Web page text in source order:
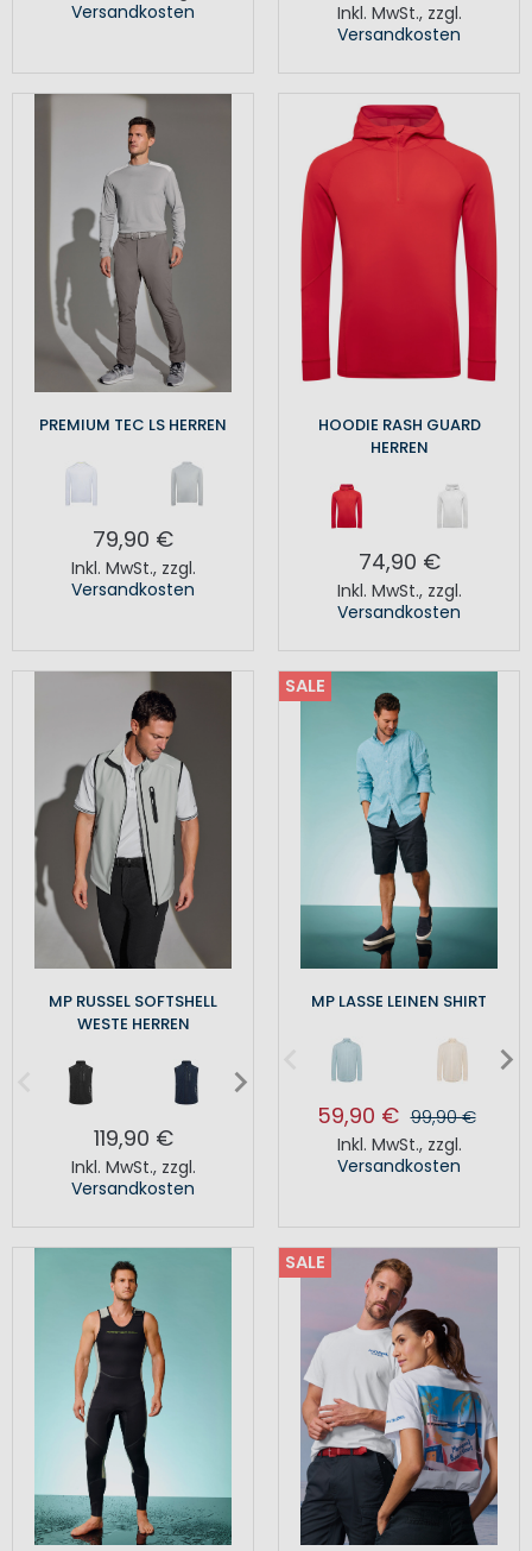
Versandkosten
Inkl. MwSt., zzgl.
Versandkosten
PREMIUM TEC LS HERREN
79,90 €
Inkl. MwSt., zzgl.
Versandkosten
HOODIE RASH GUARD
HERREN
74,90 €
Inkl. MwSt., zzgl.
Versandkosten
MP RUSSEL SOFTSHELL
WESTE HERREN
119,90 €
Inkl. MwSt., zzgl.
Versandkosten
SALE
MP LASSE LEINEN SHIRT
59,90 € 99,90 €
Inkl. MwSt., zzgl.
Versandkosten
SALE